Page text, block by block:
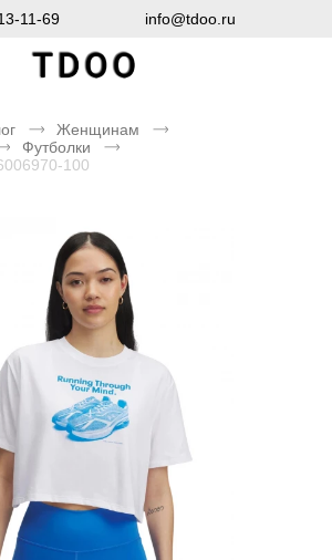
11-69 info@tdoo.ru
Женщинам
Футболки
100